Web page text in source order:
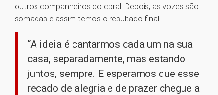
outros companheiros do coral. Depois, as vozes são
somadas e assim temos o resultado final.
“A ideia é cantarmos cada um na sua
casa, separadamente, mas estando
juntos, sempre. E esperamos que esse
recado de alegria e de prazer chegue a